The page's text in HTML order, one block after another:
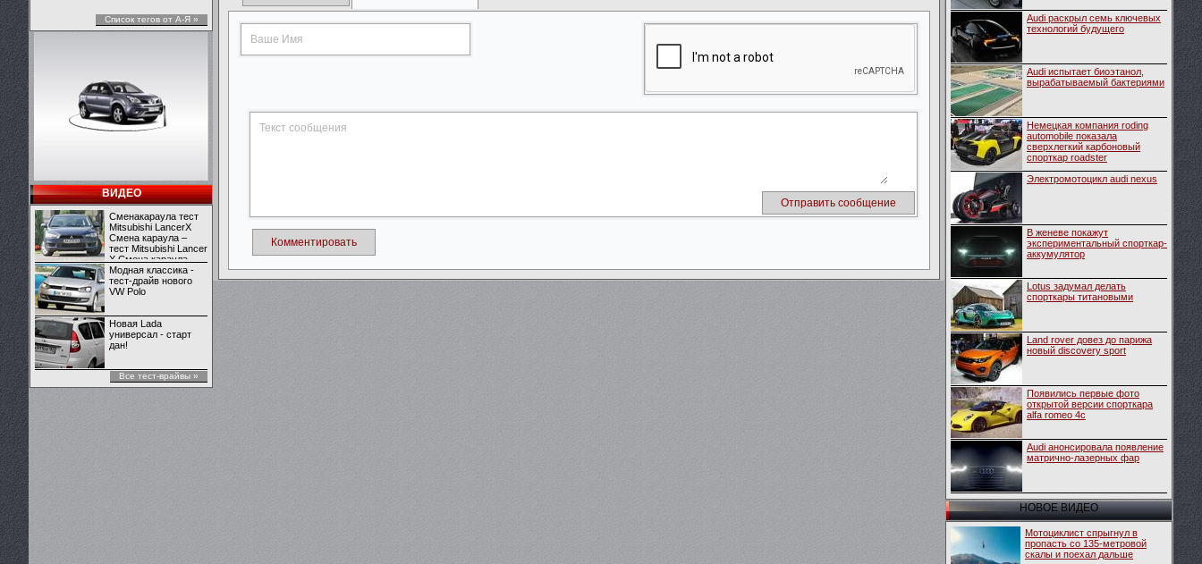
Список тегов от А-Я »
ВИДЕО
Сменакараула тест
Mitsubishi LancerX
Смена караула –
тест Mitsubishi Lancer
X Смена караула –
тест Mitsubishi Lancer
X
Модная классика -
тест-драйв нового
VW Polo
Новая Lada
универсал - старт
дан!
Все тест-врайвы »
Комментировать
Audi раскрыл семь ключевых
технологий будущего
Audi испытает биоэтанол,
вырабатываемый бактериями
Немецкая компания roding
automobile показала
сверхлегкий карбоновый
спорткар roadster
Электромотоцикл audi nexus
В женеве покажут
экспериментальный спорткар-
аккумулятор
Lotus задумал делать
спорткары титановыми
Land rover довез до парижа
новый discovery sport
Появились первые фото
открытой версии спорткара
alfa romeo 4c
Audi анонсировала появление
матрично-лазерных фар
НОВОЕ ВИДЕО
Мотоциклист спрыгнул в
пропасть со 135-метровой
скалы и поехал дальше